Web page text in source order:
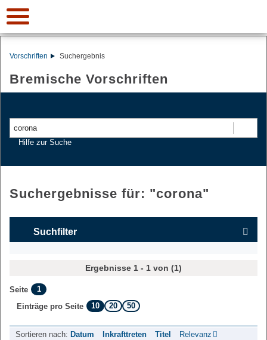
Vorschriften Suchergebnis
Bremische Vorschriften
Hilfe zur Suche
Suchergebnisse für: "corona"
Suchfilter
Ergebnisse 1 - 1 von (1)
Seite
1
Einträge pro Seite
10 20 50
Sortieren nach: Datum Inkrafttreten Titel Relevanz